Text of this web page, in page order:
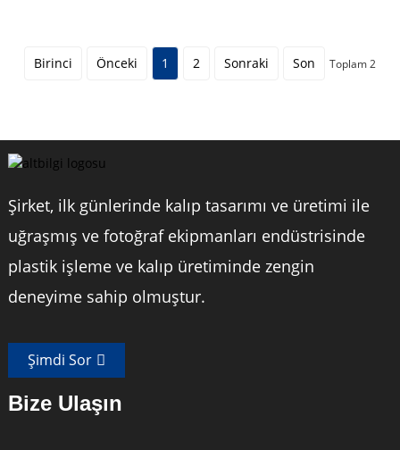
Birinci Önceki 1 2 Sonraki Son Toplam 2
Şirket, ilk günlerinde kalıp tasarımı ve üretimi ile
uğraşmış ve fotoğraf ekipmanları endüstrisinde
plastik işleme ve kalıp üretiminde zengin
deneyime sahip olmuştur.
Şimdi Sor
Bize Ulaşın